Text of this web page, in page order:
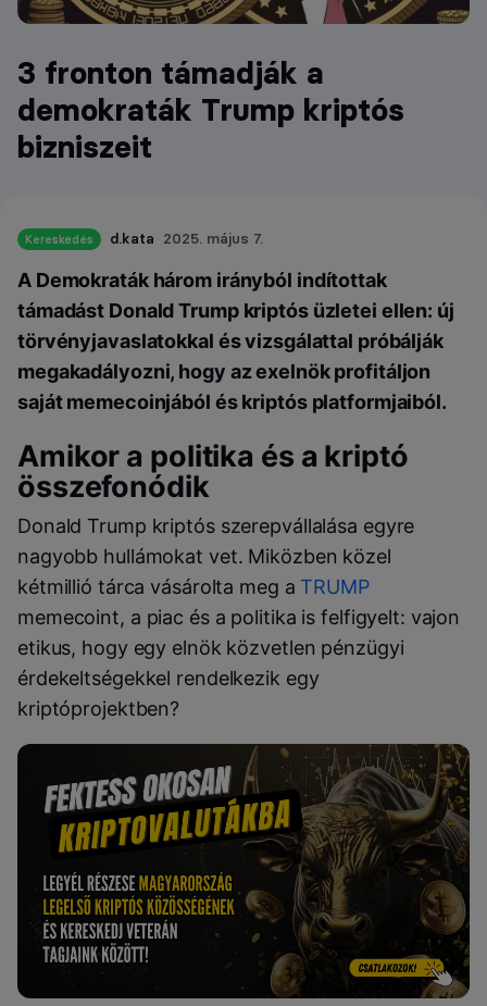
3 fronton támadják a
demokraták Trump kriptós
bizniszeit
Kereskedés d.kata 2025. május 7.
A Demokraták három irányból indítottak
támadást Donald Trump kriptós üzletei ellen: új
törvényjavaslatokkal és vizsgálattal próbálják
megakadályozni, hogy az exelnök profitáljon
saját memecoinjából és kriptós platformjaiból.
Amikor a politika és a kriptó
összefonódik
Donald Trump kriptós szerepvállalása egyre
nagyobb hullámokat vet. Miközben közel
kétmillió tárca vásárolta meg a TRUMP
memecoint, a piac és a politika is felfigyelt: vajon
etikus, hogy egy elnök közvetlen pénzügyi
érdekeltségekkel rendelkezik egy
kriptóprojektben?